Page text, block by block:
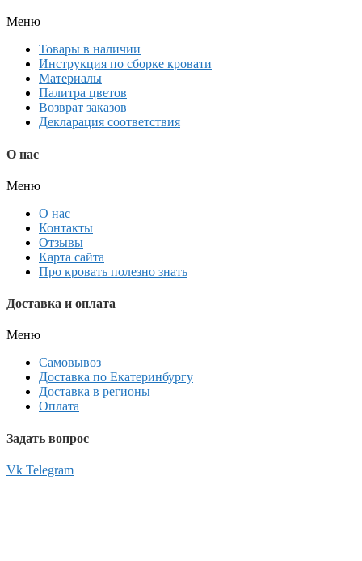
Меню
Товары в наличии
Инструкция по сборке кровати
Материалы
Палитра цветов
Возврат заказов
Декларация соответствия
О нас
Меню
О нас
Контакты
Отзывы
Карта сайта
Про кровать полезно знать
Доставка и оплата
Меню
Самовывоз
Доставка по Екатеринбургу
Доставка в регионы
Оплата
Задать вопрос
Vk Telegram